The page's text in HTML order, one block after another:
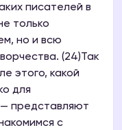
писателей в
только
но и всю
(24)Так
этого, какой
для
представляют
с